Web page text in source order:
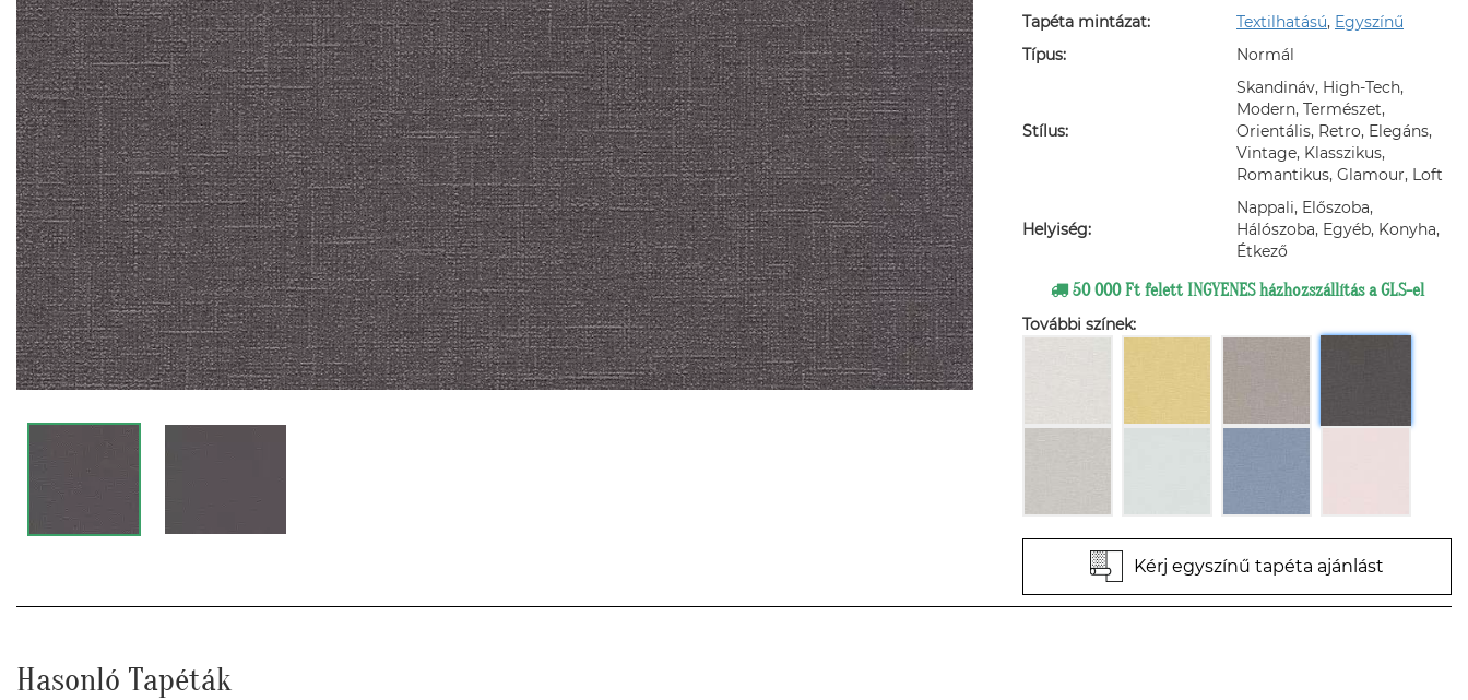
Tapéta mintázat:
Textilhatású, Egyszínű
Típus:
Normál
Stílus:
Skandináv, High-Tech,
Modern, Természet,
Orientális, Retro, Elegáns,
Vintage, Klasszikus,
Romantikus, Glamour, Loft
Helyiség:
Nappali, Előszoba,
Hálószoba, Egyéb, Konyha,
Étkező
50 000 Ft felett INGYENES házhozszállítás a GLS-el
További színek:
Kérj egyszínű tapéta ajánlást
Hasonló Tapéták